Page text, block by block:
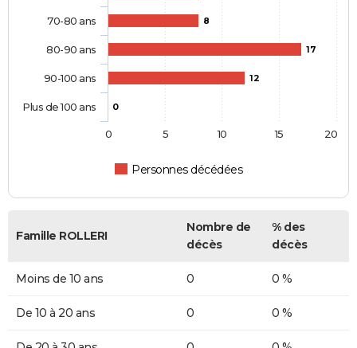
8
17
12
0
Personnes décédées
70-80 ans
80-90 ans
90-100 ans
Plus de 100 ans
0 5 10 15 20
Famille ROLLERI
Nombre de
décès
% des
décès
Moins de 10 ans 0 0 %
De 10 à 20 ans 0 0 %